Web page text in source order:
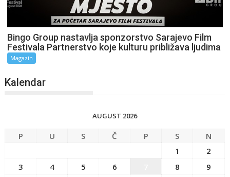
Bingo Group nastavlja sponzorstvo Sarajevo Film
Festivala Partnerstvo koje kulturu približava ljudima
Magazin
Kalendar
AUGUST 2026
P U S Č P S
N
1
2
3
4 5 6 8
9